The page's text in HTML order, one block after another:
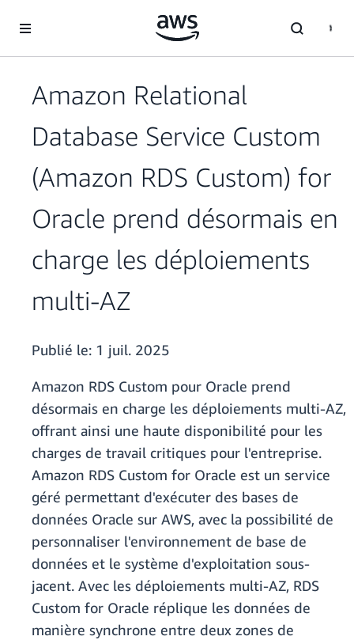
Amazon Relational
Database Service Custom
(Amazon RDS Custom) for
Oracle prend désormais en
charge les déploiements
multi-AZ
Publié le: 1 juil. 2025
Amazon RDS Custom pour Oracle prend
désormais en charge les déploiements multi-AZ,
offrant ainsi une haute disponibilité pour les
charges de travail critiques pour l'entreprise.
Amazon RDS Custom for Oracle est un service
géré permettant d'exécuter des bases de
données Oracle sur AWS, avec la possibilité de
personnaliser l'environnement de base de
données et le système d'exploitation sous-
jacent. Avec les déploiements multi-AZ, RDS
Custom for Oracle réplique les données de
manière synchrone entre deux zones de